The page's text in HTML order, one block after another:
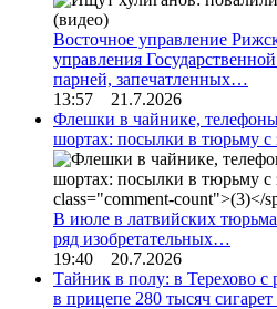
Восточное управление
управления
парней, запечатленных…
13:57 21.7.2026
Флешки в чайнике,
шортах: посылки в тюрьму с
В июле в латвийских
ряд изобретательных…
19:40 20.7.2026
Тайник в полу: в Терехово с
в прицепе 280 тысяч сигарет